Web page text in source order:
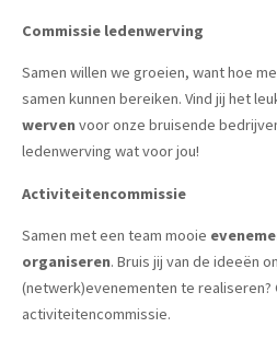
Commissie ledenwerving
Samen willen we groeien, want hoe
samen kunnen bereiken. Vind jij het
wervenvoor onze bruisende
ledenwerving wat voor jou!
Activiteitencommissie
Samen met een team mooie
organiseren. Bruis jij van de ideeën
(netwerk)evenementen te realiseren?
activiteitencommissie.